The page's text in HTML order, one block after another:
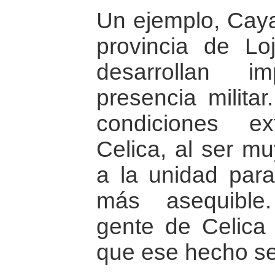
Un ejemplo,
provincia de
desarrollan
presencia
condiciones
Celica, al ser
a la unidad
más
gente de
que ese hecho